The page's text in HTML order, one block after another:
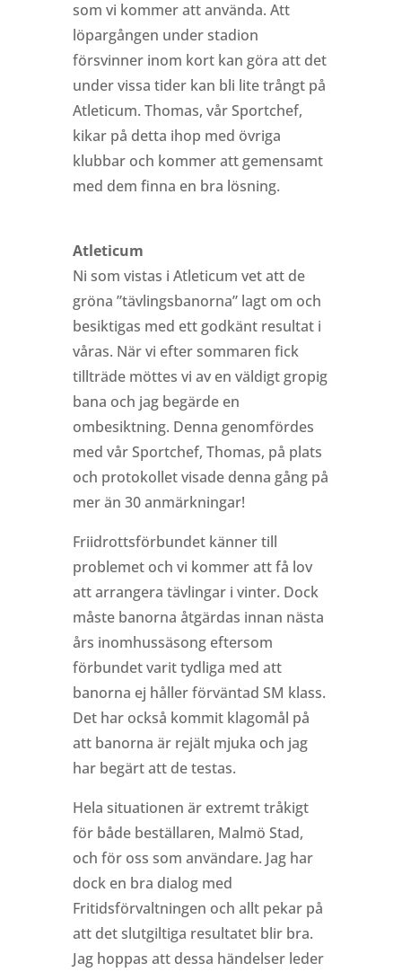
som vi kommer att använda. Att
löpargången under stadion
försvinner inom kort kan göra att det
under vissa tider kan bli lite trångt på
Atleticum. Thomas, vår Sportchef,
kikar på detta ihop med övriga
klubbar och kommer att gemensamt
med dem finna en bra lösning.
Atleticum
Ni som vistas i Atleticum vet att de
gröna ”tävlingsbanorna” lagt om och
besiktigas med ett godkänt resultat i
våras. När vi efter sommaren fick
tillträde möttes vi av en väldigt gropig
bana och jag begärde en
ombesiktning. Denna genomfördes
med vår Sportchef, Thomas, på plats
och protokollet visade denna gång på
mer än 30 anmärkningar!
Friidrottsförbundet känner till
problemet och vi kommer att få lov
att arrangera tävlingar i vinter. Dock
måste banorna åtgärdas innan nästa
års inomhussäsong eftersom
förbundet varit tydliga med att
banorna ej håller förväntad SM klass.
Det har också kommit klagomål på
att banorna är rejält mjuka och jag
har begärt att de testas.
Hela situationen är extremt tråkigt
för både beställaren, Malmö Stad,
och för oss som användare. Jag har
dock en bra dialog med
Fritidsförvaltningen och allt pekar på
att det slutgiltiga resultatet blir bra.
Jag hoppas att dessa händelser leder